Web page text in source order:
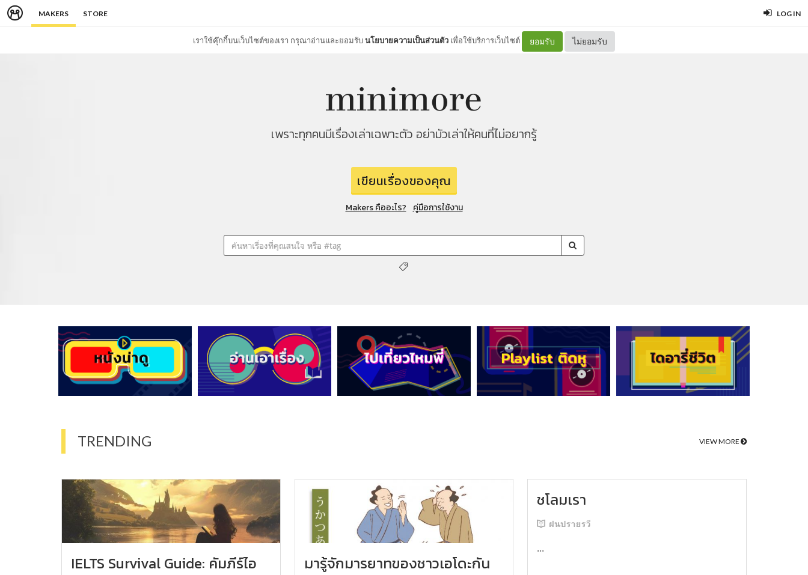
MAKERS STORE LOG IN
เราใช้คุ๊กกี้บนเว็บไซต์ของเรา กรุณาอ่านและยอมรับนโยบายความเป็นส่วนตัว เพื่อใช้บริการเว็บไซต์ ยอมรับ ไม่ยอมรับ
เพราะทุกคนมีเรื่องเล่าเฉพาะตัว อย่ามัวเล่าให้คนที่ไม่อยากรู้
เขียนเรื่องของคุณ
Makers คืออะไร? คู่มือการใช้งาน
TRENDING VIEW MORE
IELTS Survival Guide: คัมภีร์ไอ
มารู้จักมารยาทของชาวเอโดะกัน
ชโลมเรา
ฝนปรายรวี
...